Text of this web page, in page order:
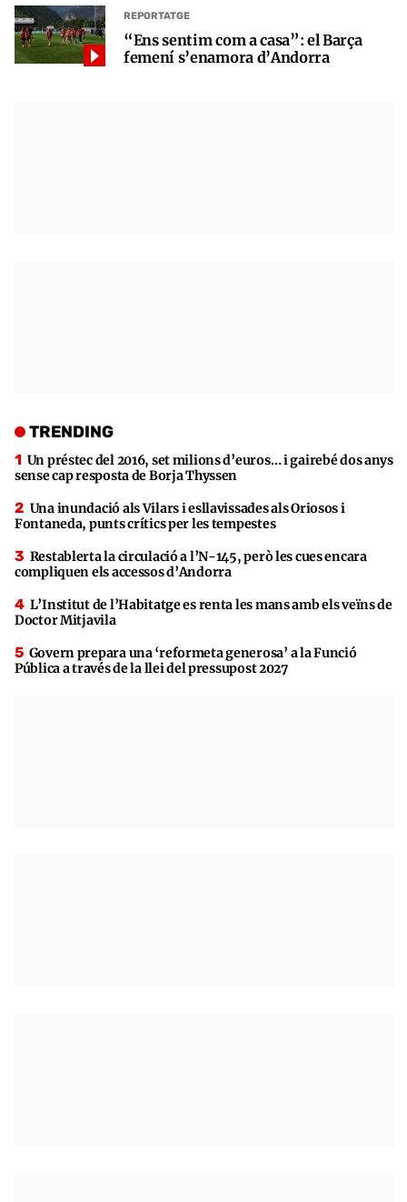
REPORTATGE
“Ens sentim com a casa”: el Barça
femení s’enamora d’Andorra
TRENDING
Un préstec del 2016, set milions d’euros… i gairebé dos anys
sense cap resposta de Borja Thyssen
Una inundació als Vilars i esllavissades als Oriosos i
Fontaneda, punts crítics per les tempestes
Restablerta la circulació a l’N-145, però les cues encara
compliquen els accessos d’Andorra
L’Institut de l’Habitatge es renta les mans amb els veïns de
Doctor Mitjavila
Govern prepara una ‘reformeta generosa’ a la Funció
Pública a través de la llei del pressupost 2027